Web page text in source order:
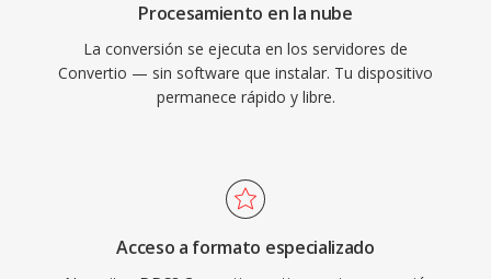
Procesamiento en la nube
La conversión se ejecuta en los servidores de
Convertio — sin software que instalar. Tu dispositivo
permanece rápido y libre.
Acceso a formato especializado